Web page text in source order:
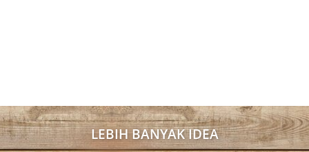
LEBIH BANYAK IDEA